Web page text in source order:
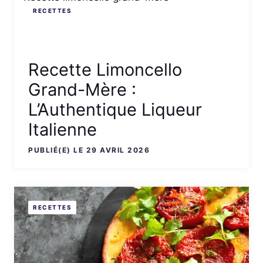
RECETTES
Recette Limoncello
Grand-Mère :
L’Authentique Liqueur
Italienne
PUBLIÉ(E) LE 29 AVRIL 2026
RECETTES